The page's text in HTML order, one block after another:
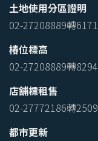
土地使用分區證明
02-27208889轉6171
椿位標高
02-27208889轉8294
店舖標租售
02-27772186轉2509
都市更新